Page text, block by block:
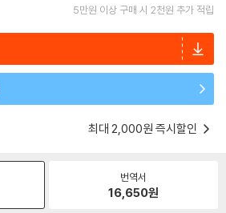
5만원 이상 구매 시 2천원 추가 적립
최대 2,000원 즉시할인
번역서
16,650원